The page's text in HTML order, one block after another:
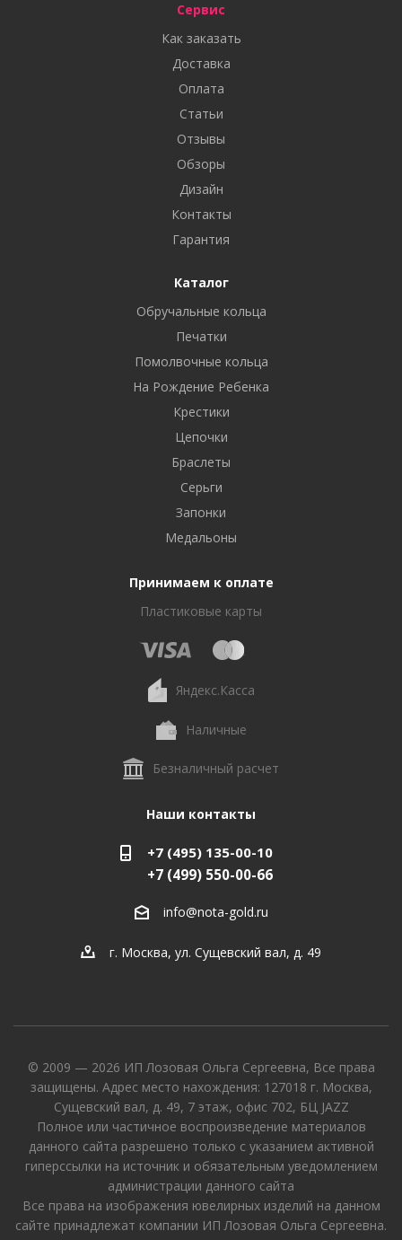
Сервис
Как заказать
Доставка
Оплата
Статьи
Отзывы
Обзоры
Дизайн
Контакты
Гарантия
Каталог
Обручальные кольца
Печатки
Помолвочные кольца
На Рождение Ребенка
Крестики
Цепочки
Браслеты
Серьги
Запонки
Медальоны
Принимаем к оплате
Пластиковые карты
Яндекс.Касса
Наличные
Безналичный расчет
Наши контакты
+7 (495) 135-00-10
+7 (499) 550-00-66
info@nota-gold.ru
г. Москва, ул. Сущевский вал, д. 49
© 2009 — 2026 ИП Лозовая Ольга Сергеевна, Все права
защищены. Адрес место нахождения: 127018 г. Москва,
Сущевский вал, д. 49, 7 этаж, офис 702, БЦ JAZZ
Полное или частичное воспроизведение материалов
данного сайта разрешено только с указанием активной
гиперссылки на источник и обязательным уведомлением
администрации данного сайта
Все права на изображения ювелирных изделий на данном
сайте принадлежат компании ИП Лозовая Ольга Сергеевна.